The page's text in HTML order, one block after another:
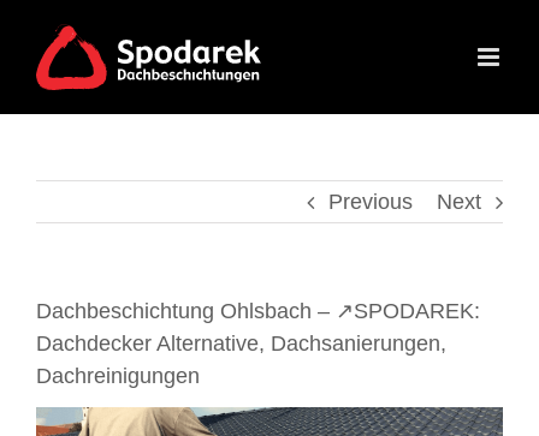
content
Previous Next
Dachbeschichtung Ohlsbach – ↗️SPODAREK:
Dachdecker Alternative, Dachsanierungen,
Dachreinigungen